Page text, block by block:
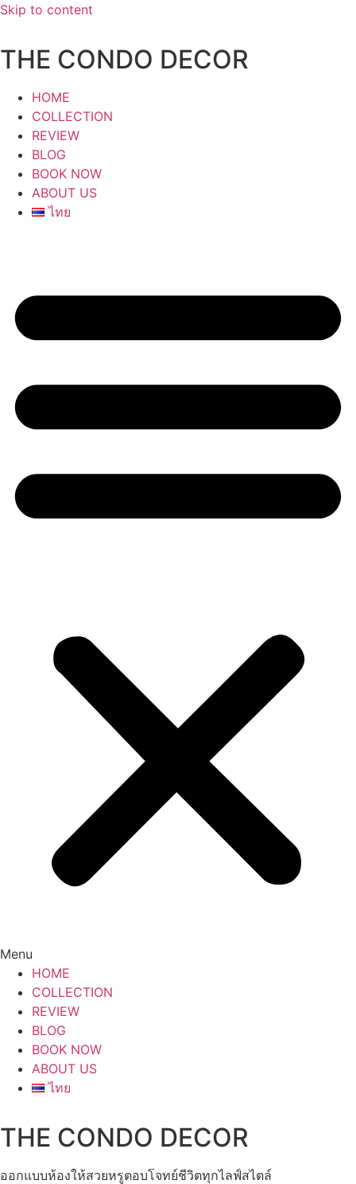
Skip to content
THE CONDO DECOR
HOME
COLLECTION
REVIEW
BLOG
BOOK NOW
ABOUT US
ไทย
Menu
HOME
COLLECTION
REVIEW
BLOG
BOOK NOW
ABOUT US
ไทย
THE CONDO DECOR
ออกแบบห้องให้สวยหรูตอบโจทย์ชีวิตทุกไลฟ์สไตล์